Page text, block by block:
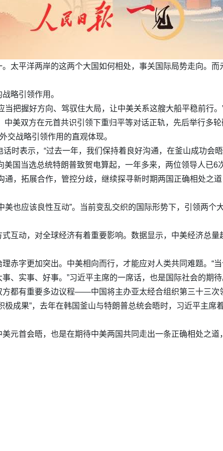
太平洋两岸的这两个大国如何相处，事关国际局势走向。而
略引领作用。
把握好方向、驾驭住大局，让中美关系这艘大船平稳前行。
美双方在元首共识引领下重归平等对话正轨，先后举行多
交战略引领作用的直观体现。
时表示，“过去一年，我们保持着良好沟通，在釜山成功会
国当选总统特朗普致贺电算起，一年多来，两位领导人已6
通，拓展合作，管控分歧，继续探寻新时期两国正确相处之
也应该良性互动”。当前变乱交织的国际形势下，引领两个
互动，对全球经济有着重要影响。数据显示，中美经济总
赤字更加突出。中美相向而行，才能应对人类共同难题。“
、实事、好事。”习近平主席的一席话，也是国际社会的期待
都有重要多边议程——中国将主办亚太经合组织第三十三次
成果”，去年在韩国釜山与特朗普总统会晤时，习近平主席
元首会晤，也是在期待中美两国共同走出一条正确相处之道